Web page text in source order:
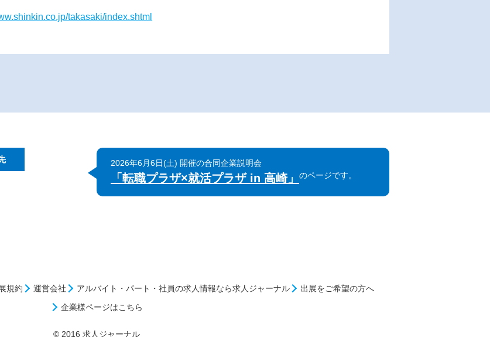
takasaki/index.shtml
2026年6月6日(土) 開催の合同企業説明会
「転職プラザ×就活プラザ in 高崎」 のページです。
規約 運営会社 アルバイト・パート・社員の求人情報なら求人ジャーナル
出展をご希望の方へ
企業様ページはこちら
© 2016 求人ジャーナル